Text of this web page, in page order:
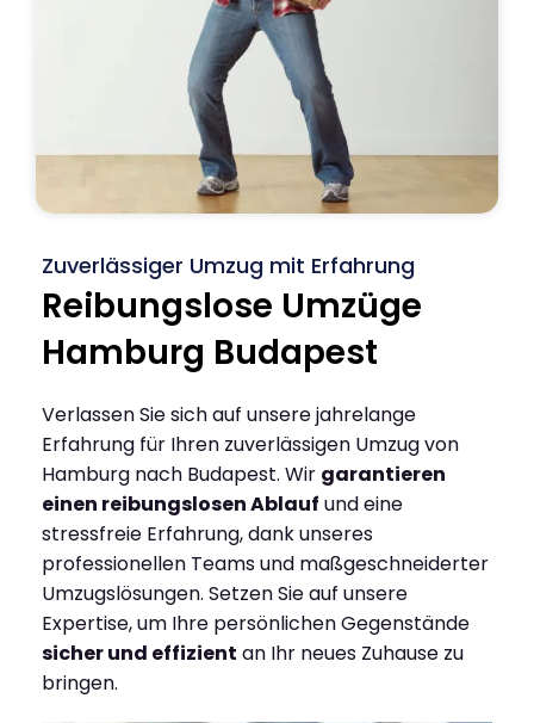
Zuverlässiger Umzug mit Erfahrung
Reibungslose Umzüge
Hamburg Budapest
Verlassen Sie sich auf unsere jahrelange
Erfahrung für Ihren zuverlässigen Umzug von
Hamburg nach Budapest. Wir garantieren
einen reibungslosen Ablauf und eine
stressfreie Erfahrung, dank unseres
professionellen Teams und maßgeschneiderter
Umzugslösungen. Setzen Sie auf unsere
Expertise, um Ihre persönlichen Gegenstände
sicher und effizient an Ihr neues Zuhause zu
bringen.